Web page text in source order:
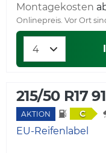
Montagekosten
Onlinepreis. Vor Ort
215/50 R17
AKTION C
EU-Reifenlabel